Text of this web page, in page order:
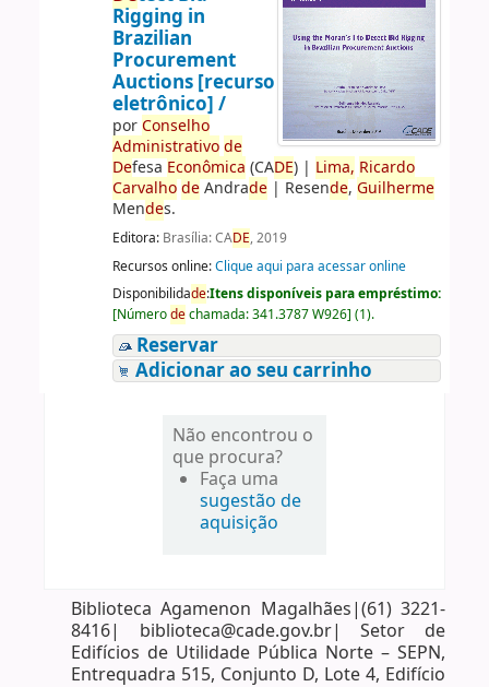
Rigging in
Brazilian
Procurement
Auctions [recurso
eletrônico] /
porConselho
Administrativo de
Defesa Econômica (CADE)| Lima, Ricardo
Carvalho deAndrade| Resende, Guilherme
Mendes.
Editora: Brasília: CADE, 2019
Recursos online:Clique aqui para acessar online
Disponibilidade:Itens disponíveis para empréstimo:
[Númerodechamada:341.3787 W926] (1).
Reservar
Adicionar ao seu carrinho
Não encontrou o
que procura?
Faça uma
sugestão de
aquisição
Biblioteca Agamenon Magalhães|(61) 3221-
8416| biblioteca@cade.gov.br| Setor de
Edifícios de Utilidade Pública Norte – SEPN,
Entrequadra 515, Conjunto D, Lote 4, Edifício